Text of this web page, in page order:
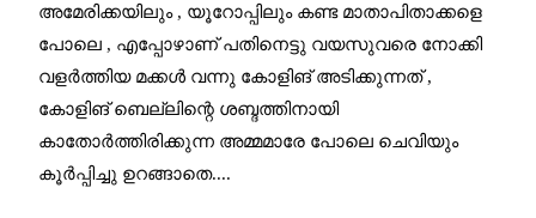
അമേരിക്കയിലും , യൂറോപ്പിലും കണ്ട മാതാപിതാക്കളെ
പോലെ , എപ്പോഴാണ് പതിനെട്ടു വയസുവരെ നോക്കി
വളർത്തിയ മക്കൾ വന്നു കോളിങ് അടിക്കുന്നത് ,
കോളിങ് ബെല്ലിന്റെ ശബ്ദത്തിനായി
കാതോർത്തിരിക്കുന്ന അമ്മമാരേ പോലെ ചെവിയും
കൂർപ്പിച്ചു ഉറങ്ങാതെ....